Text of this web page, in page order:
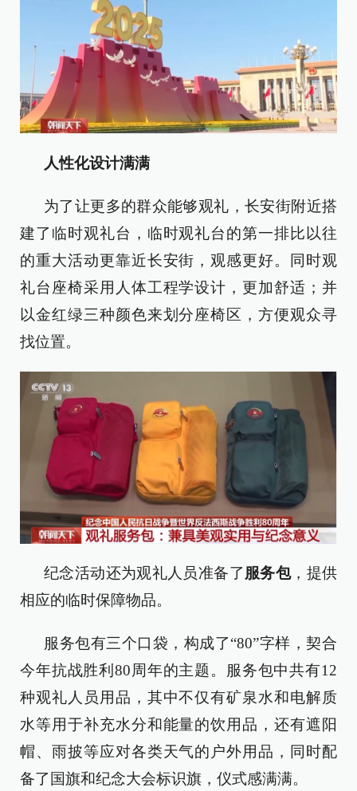
人性化设计满满
为了让更多的群众能够观礼，长安街附近搭
建了临时观礼台，临时观礼台的第一排比以往
的重大活动更靠近长安街，观感更好。同时观
礼台座椅采用人体工程学设计，更加舒适；并
以金红绿三种颜色来划分座椅区，方便观众寻
找位置。
纪念活动还为观礼人员准备了 服务包，提供
相应的临时保障物品。
服务包有三个口袋，构成了“80”字样，契合
今年抗战胜利80周年的主题。服务包中共有12
种观礼人员用品，其中不仅有矿泉水和电解质
水等用于补充水分和能量的饮用品，还有遮阳
帽、雨披等应对各类天气的户外用品，同时配
备了国旗和纪念大会标识旗，仪式感满满。